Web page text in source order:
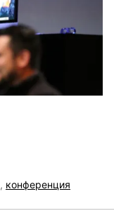
, конференция